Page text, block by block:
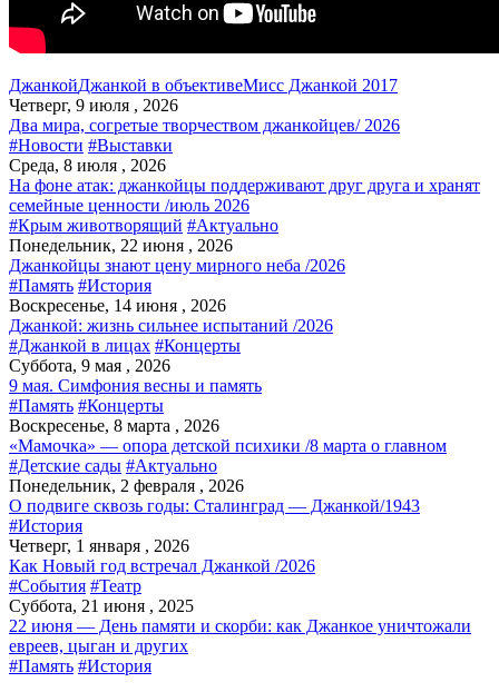
ДжанкойДжанкой в объективеМисс Джанкой 2017
Четверг, 9 июля , 2026
Два мира, согретые творчеством джанкойцев/ 2026
#Новости #Выставки
Среда, 8 июля , 2026
На фоне атак: джанкойцы поддерживают друг друга и хранят
семейные ценности /июль 2026
#Крым животворящий #Актуально
Понедельник, 22 июня , 2026
Джанкойцы знают цену мирного неба /2026
#Память #История
Воскресенье, 14 июня , 2026
Джанкой: жизнь сильнее испытаний /2026
#Джанкой в лицах #Концерты
Суббота, 9 мая , 2026
9 мая. Симфония весны и память
#Память #Концерты
Воскресенье, 8 марта , 2026
«Мамочка» — опора детской психики /8 марта о главном
#Детские сады #Актуально
Понедельник, 2 февраля , 2026
О подвиге сквозь годы: Сталинград — Джанкой/1943
#История
Четверг, 1 января , 2026
Как Новый год встречал Джанкой /2026
#События #Театр
Суббота, 21 июня , 2025
22 июня — День памяти и скорби: как Джанкое уничтожали
евреев, цыган и других
#Память #История